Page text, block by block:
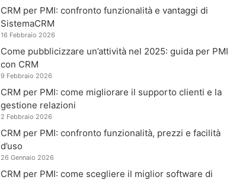
CRM per PMI: confronto funzionalità e vantaggi di
SistemaCRM
16 Febbraio 2026
Come pubblicizzare un’attività nel 2025: guida per PMI
con CRM
9 Febbraio 2026
CRM per PMI: come migliorare il supporto clienti e la
gestione relazioni
2 Febbraio 2026
CRM per PMI: confronto funzionalità, prezzi e facilità
d’uso
26 Gennaio 2026
CRM per PMI: come scegliere il miglior software di